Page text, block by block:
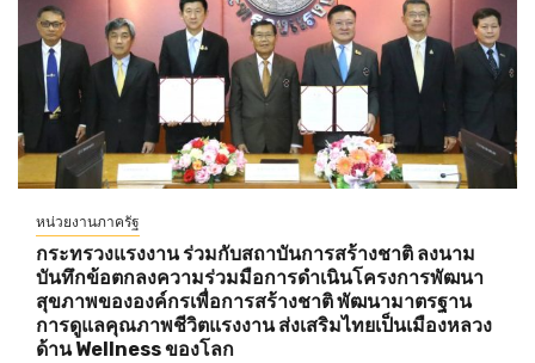
หน่วยงานภาครัฐ
กระทรวงแรงงาน ร่วมกับสถาบันการสร้างชาติ ลงนาม
บันทึกข้อตกลงความร่วมมือการดำเนินโครงการพัฒนา
สุขภาพขององค์กรเพื่อการสร้างชาติ พัฒนามาตรฐาน
การดูแลคุณภาพชีวิตแรงงาน ส่งเสริมไทยเป็นเมืองหลวง
ด้าน Wellness ของโลก